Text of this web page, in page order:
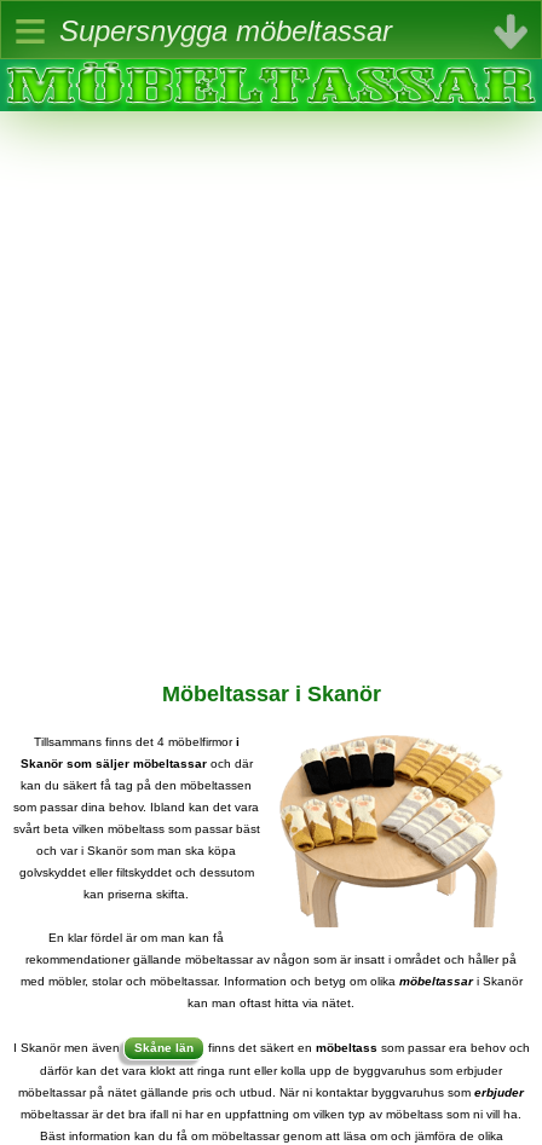
Supersnygga möbeltassar
≡
Möbeltassar i Skanör
Tillsammans finns det 4 möbelfirmori
Skanör som säljer möbeltassaroch där
kan du säkert få tag på den möbeltassen
som passar dina behov. Ibland kan det vara
svårt beta vilken möbeltass som passar bäst
och var i Skanör som man ska köpa
golvskyddet eller filtskyddet och dessutom
kan priserna skifta.
En klar fördel är om man kan få
rekommendationer gällande möbeltassar av någon som är insatt i området och håller på
med möbler, stolar och möbeltassar. Information och betyg om olika möbeltassari Skanör
kan man oftast hitta via nätet.
I Skanör men även Skåne län finns det säkert en möbeltass som passar era behov och
därför kan det vara klokt att ringa runt eller kolla upp de byggvaruhus som erbjuder
möbeltassar på nätet gällande pris och utbud. När ni kontaktar byggvaruhus som erbjuder
möbeltassar är det bra ifall ni har en uppfattning om vilken typ av möbeltass som ni vill ha.
Bäst information kan du få om möbeltassar genom att läsa om och jämföra de olika